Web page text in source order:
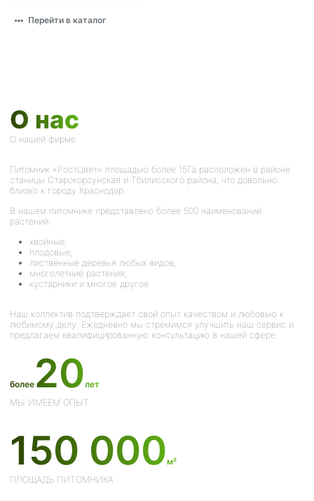
Перейти в каталог
О нас
О нашей фирме
Питомник «РостЦвет» площадью более 15Га расположен в районе
станицы Старокорсунская и Тбилисского района, что довольно
близко к городу Краснодар.
В нашем питомнике представлено более 500 наименований
растений:
хвойные;
плодовые;
лиственные деревья любых видов;
многолетние растения;
кустарники и многое другое.
Наш коллектив подтверждает свой опыт качеством и любовью к
любимому делу. Ежедневно мы стремимся улучшить наш сервис и
предлагаем квалифицированную консультацию в нашей сфере.
более 20лет
МЫ ИМЕЕМ ОПЫТ
150 000м²
ПЛОЩАДЬ ПИТОМНИКА